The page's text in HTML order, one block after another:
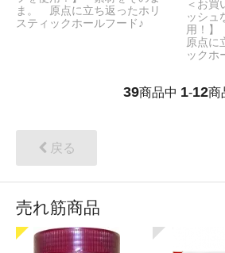
ま。 原点に立ち返ったホリ
スティックホールフード♪
＜お
ッシュ
用！
原点に
ックホ
39商品中 1-12商
戻る
売れ筋商品